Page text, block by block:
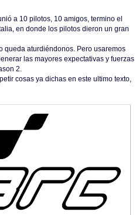
a 10 pilotos, 10 amigos, termino el
en donde los pilotos dieron un gran
queda aturdiéndonos. Pero usaremos
las mayores expectativas y fuerzas
2.
cosas ya dichas en este ultimo texto,